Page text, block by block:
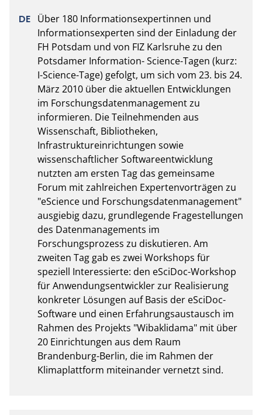
Über 180 Informationsexpertinnen und
Informationsexperten sind der Einladung der
FH Potsdam und von FIZ Karlsruhe zu den
Potsdamer Information- Science-Tagen (kurz:
I-Science-Tage) gefolgt, um sich vom 23. bis 24.
März 2010 über die aktuellen Entwicklungen
im Forschungsdatenmanagement zu
informieren. Die Teilnehmenden aus
Wissenschaft, Bibliotheken,
Infrastruktureinrichtungen sowie
wissenschaftlicher Softwareentwicklung
nutzten am ersten Tag das gemeinsame
Forum mit zahlreichen Expertenvorträgen zu
"eScience und Forschungsdatenmanagement"
ausgiebig dazu, grundlegende Fragestellungen
des Datenmanagements im
Forschungsprozess zu diskutieren. Am
zweiten Tag gab es zwei Workshops für
speziell Interessierte: den eSciDoc-Workshop
für Anwendungsentwickler zur Realisierung
konkreter Lösungen auf Basis der eSciDoc-
Software und einen Erfahrungsaustausch im
Rahmen des Projekts "Wibaklidama" mit über
20 Einrichtungen aus dem Raum
Brandenburg-Berlin, die im Rahmen der
Klimaplattform miteinander vernetzt sind.